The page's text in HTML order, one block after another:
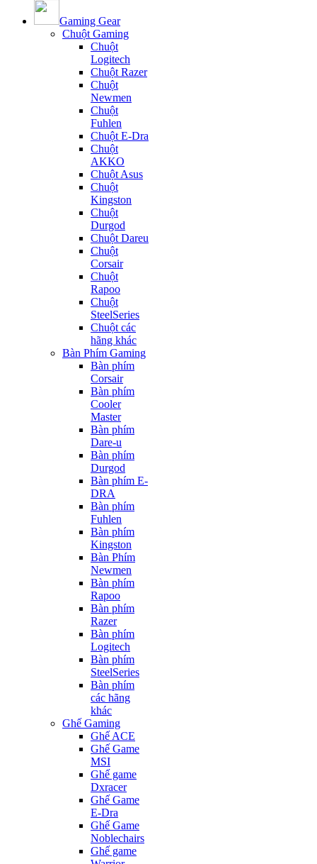
Gaming Gear
Chuột Gaming
Chuột
Logitech
Chuột Razer
Chuột
Newmen
Chuột
Fuhlen
Chuột E-Dra
Chuột
AKKO
Chuột Asus
Chuột
Kingston
Chuột
Durgod
Chuột Dareu
Chuột
Corsair
Chuột
Rapoo
Chuột
SteelSeries
Chuột các
hãng khác
Bàn Phím Gaming
Bàn phím
Corsair
Bàn phím
Cooler
Master
Bàn phím
Dare-u
Bàn phím
Durgod
Bàn phím E-
DRA
Bàn phím
Fuhlen
Bàn phím
Kingston
Bàn Phím
Newmen
Bàn phím
Rapoo
Bàn phím
Razer
Bàn phím
Logitech
Bàn phím
SteelSeries
Bàn phím
các hãng
khác
Ghế Gaming
Ghế ACE
Ghế Game
MSI
Ghế game
Dxracer
Ghế Game
E-Dra
Ghế Game
Noblechairs
Ghế game